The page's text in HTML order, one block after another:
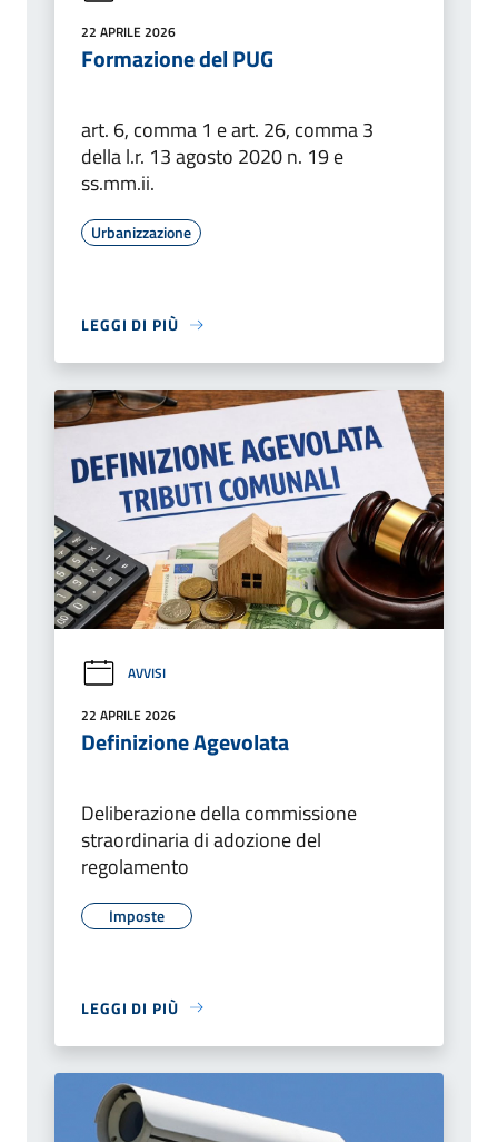
22 APRILE 2026
Formazione del PUG
art. 6, comma 1 e art. 26, comma 3
della l.r. 13 agosto 2020 n. 19 e
ss.mm.ii.
Urbanizzazione
LEGGI DI PIÙ
AVVISI
22 APRILE 2026
Definizione Agevolata
Deliberazione della commissione
straordinaria di adozione del
regolamento
Imposte
LEGGI DI PIÙ